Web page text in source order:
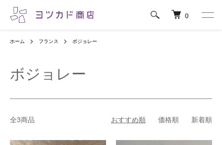
0
ホーム フランス ボジョレー
ボジョレー
全3商品 おすすめ順 価格順 新着順